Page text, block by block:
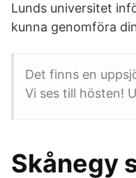
Lunds universitet
kunna genomföra
Det finns en
Vi ses till hösten!
Skånegy